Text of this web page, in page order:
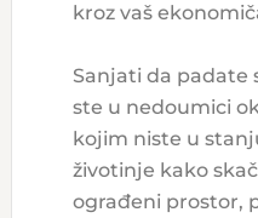
kroz vaš
Sanjati da padate
ste u nedoumici
kojim niste u
životinje kako
ograđeni prostor,